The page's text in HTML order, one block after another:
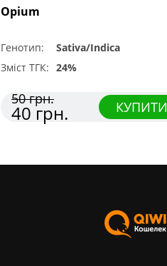
Opium
Генотип:
Sativa/Indica
Зміст ТГК: 24%
40 грн.
50 грн. КУПИТИ